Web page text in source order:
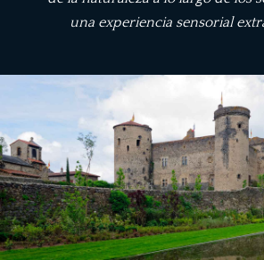
una experiencia sensorial